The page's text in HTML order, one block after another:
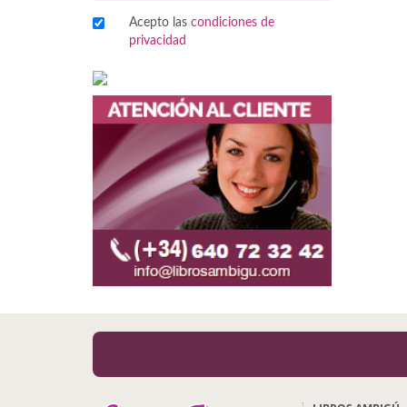
Acepto las condiciones de
privacidad